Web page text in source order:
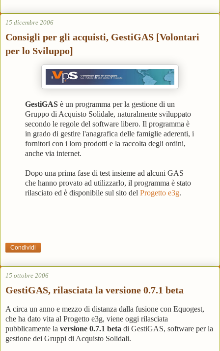
15 dicembre 2006
Consigli per gli acquisti, GestiGAS [Volontari
per lo Sviluppo]
GestiGAS è un programma per la gestione di un
Gruppo di Acquisto Solidale, naturalmente sviluppato
secondo le regole del software libero. Il programma è
in grado di gestire l'anagrafica delle famiglie aderenti, i
fornitori con i loro prodotti e la raccolta degli ordini,
anche via internet.
Dopo una prima fase di test insieme ad alcuni GAS
che hanno provato ad utilizzarlo, il programma è stato
rilasciato ed è disponibile sul sito del Progetto e3g.
Condividi
15 ottobre 2006
GestiGAS, rilasciata la versione 0.7.1 beta
A circa un anno e mezzo di distanza dalla fusione con Equogest,
che ha dato vita al Progetto e3g, viene oggi rilasciata
pubblicamente la versione 0.7.1 beta di GestiGAS, software per la
gestione dei Gruppi di Acquisto Solidali.